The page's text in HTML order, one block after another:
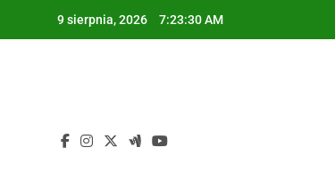
9 sierpnia, 2026 7:23:31 AM